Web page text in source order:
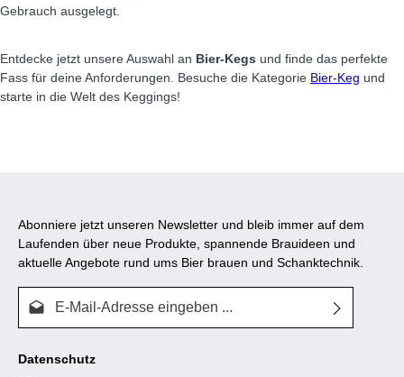
Gebrauch ausgelegt.
Entdecke jetzt unsere Auswahl an Bier-Kegs und finde das perfekte
Fass für deine Anforderungen. Besuche die Kategorie Bier-Keg und
starte in die Welt des Keggings!
Abonniere jetzt unseren Newsletter und bleib immer auf dem
Laufenden über neue Produkte, spannende Brauideen und
aktuelle Angebote rund ums Bier brauen und Schanktechnik.
Datenschutz